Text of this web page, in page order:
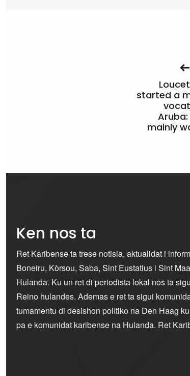
started a
mainly
Ken nos ta
Ret Karibense ta trese notisia, aktualidat i
Boneiru, Kòrsou, Saba, Sint Eustatius i Sint
Hulanda. Ku un ret di periodista lokal nos ta
Reino hulandes. Ademas e ret ta sigui
tumamentu di desishon polítiko na Den Haag
pa e komunidat karibense na Hulanda. Ret